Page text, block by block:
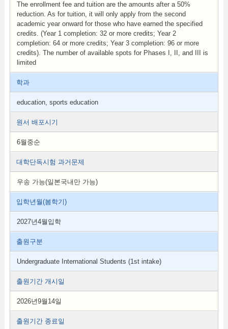
The enrollment fee and tuition are the amounts after a 50%
reduction. As for tuition, it will only apply from the second
academic year onward for those who have earned the specified
credits. (Year 1 completion: 32 or more credits; Year 2
completion: 64 or more credits; Year 3 completion: 96 or more
credits). The number of available spots for Phases I, II, and III is
limited
학과
education, sports education
원서 배포시기
6월중순
대학단독시험 과거문제
우송 가능(일본국내만 가능)
입학년월(봄학기)
2027년4월입학
출원구분
Undergraduate International Students (1st intake)
출원기간 개시일
2026년9월14일
출원기간 종료일